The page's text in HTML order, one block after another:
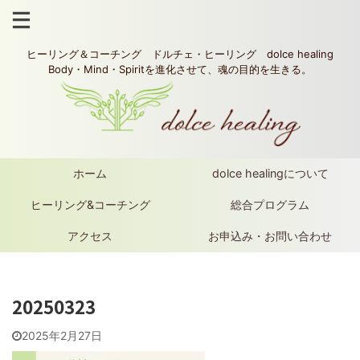
ヒーリング＆コーチング ドルチェ・ヒーリング dolce healing
Body・Mind・Spiritを進化させて、魂の目的を生きる。
ホーム dolce healingについて
ヒーリング&コーチング 総合プログラム
アクセス お申込み・お問い合わせ
20250323
2025年2月27日